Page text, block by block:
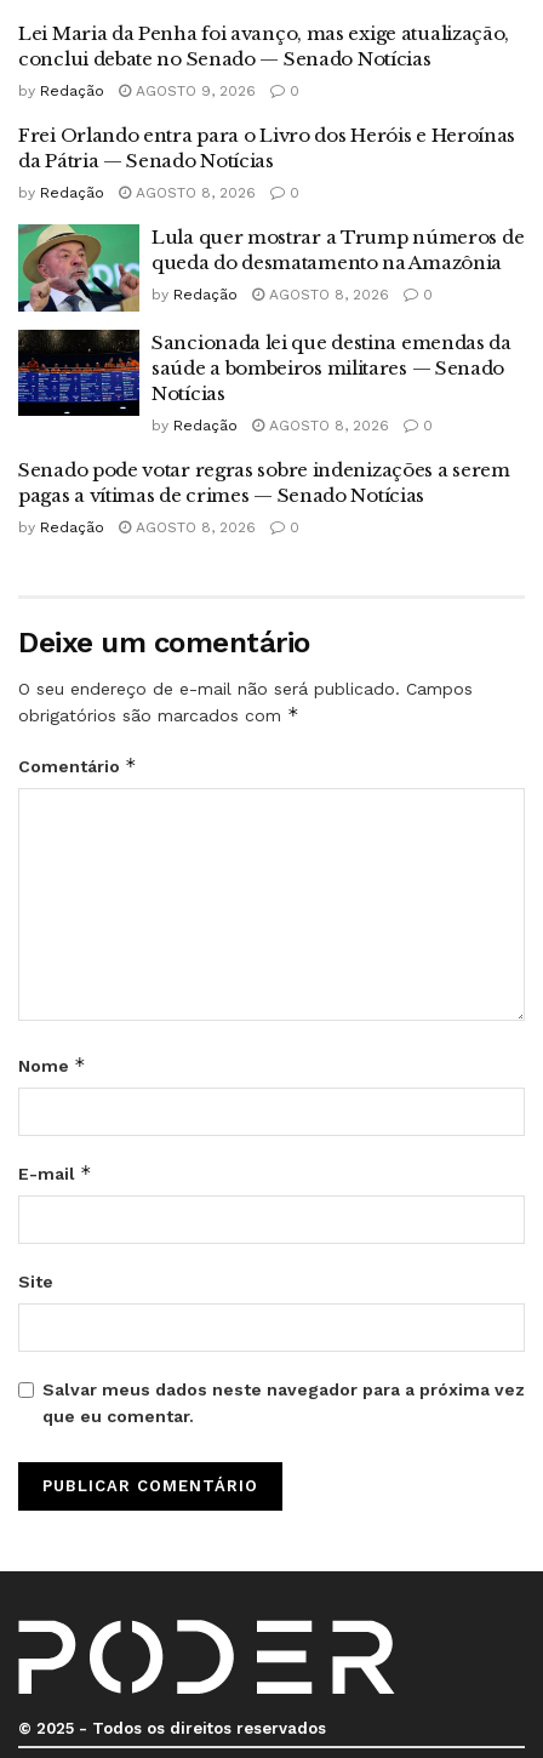
Lei Maria da Penha foi avanço, mas exige atualização,
conclui debate no Senado — Senado Notícias
by Redação AGOSTO 9, 2026 0
Frei Orlando entra para o Livro dos Heróis e Heroínas
da Pátria — Senado Notícias
by Redação AGOSTO 8, 2026 0
Lula quer mostrar a Trump números de
queda do desmatamento na Amazônia
by Redação AGOSTO 8, 2026 0
Sancionada lei que destina emendas da
saúde a bombeiros militares — Senado
Notícias
by Redação AGOSTO 8, 2026 0
Senado pode votar regras sobre indenizações a serem
pagas a vítimas de crimes — Senado Notícias
by Redação AGOSTO 8, 2026 0
Deixe um comentário
O seu endereço de e-mail não será publicado. Campos
obrigatórios são marcados com *
Comentário *
Nome *
E-mail *
Site
Salvar meus dados neste navegador para a próxima vez
que eu comentar.
© 2025 - Todos os direitos reservados